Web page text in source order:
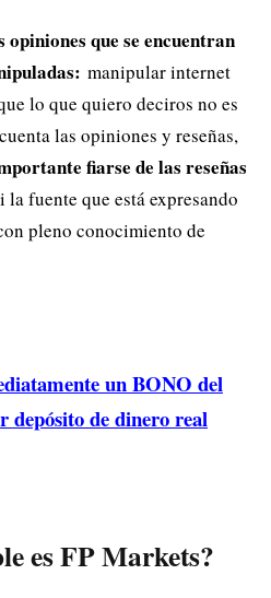
opiniones que se encuentran
manipular internet
lo que quiero deciros no es
las opiniones y reseñas,
fiarse de las reseñas
la fuente que está expresando
pleno conocimiento de
un BONO del
depósito de dinero real
es FP Markets?